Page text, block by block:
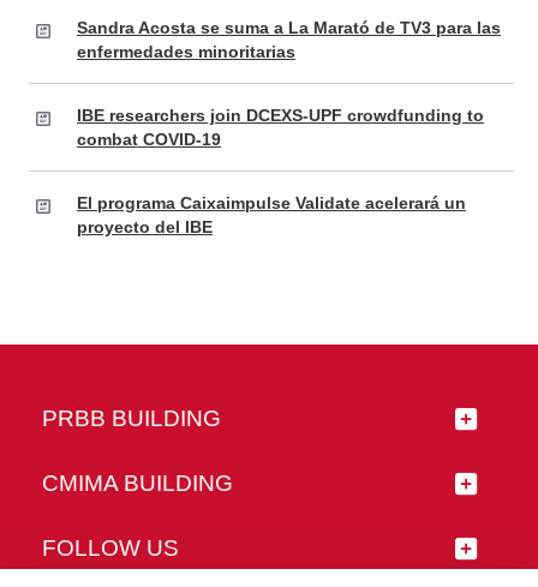
Sandra Acosta se suma a La Marató de TV3 para las
enfermedades minoritarias
IBE researchers join DCEXS-UPF crowdfunding to
combat COVID-19
El programa Caixaimpulse Validate acelerará un
proyecto del IBE
PRBB BUILDING
CMIMA BUILDING
FOLLOW US